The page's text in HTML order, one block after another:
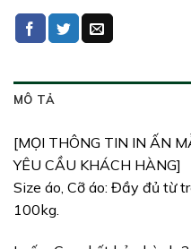
MÔ TẢ
[MỌI THÔNG TIN IN ẤN
YÊU CẦU KHÁCH HÀNG]
Size áo, Cỡ áo: Đầy đủ từ
100kg.